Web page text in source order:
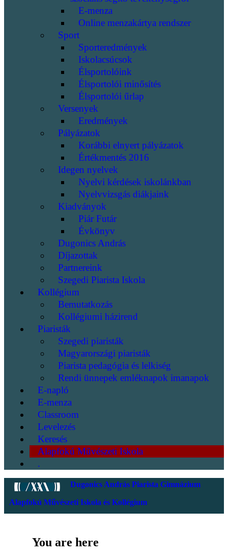
E-menza
Online menzakártya rendszer
Sport
Sporteredmények
Iskolacsúcsok
Élsportolóink
Élsportolói minősítés
Élsportolói űrlap
Versenyek
Eredmények
Pályázatok
Korábbi elnyert pályázatok
Értékmentés 2016
Idegen nyelvek
Nyelvi kérdések iskolánkban
Nyelvvizsgás diákjaink
Kiadványok
Piár Futár
Évkönyv
Dugonics András
Díjazottak
Partnereink
Szegedi Piarista Iskola
Kollégium
Bemutatkozás
Kollégiumi házirend
Piaristák
Szegedi piaristák
Magyarországi piaristák
Piarista pedagógia és lelkiség
Rendi ünnepek emléknapok imanapok
E-napló
E-menza
Classroom
Levelezés
Keresés
Alapfokú Művészeti Iskola
.
Dugonics András Piarista Gimnázium
Alapfokú Művészeti Iskola és Kollégium
You are here